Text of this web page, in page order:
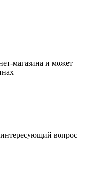
магазина и может
вопрос